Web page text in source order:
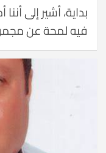
بداية، أشير إلى
فيه لمحة عن